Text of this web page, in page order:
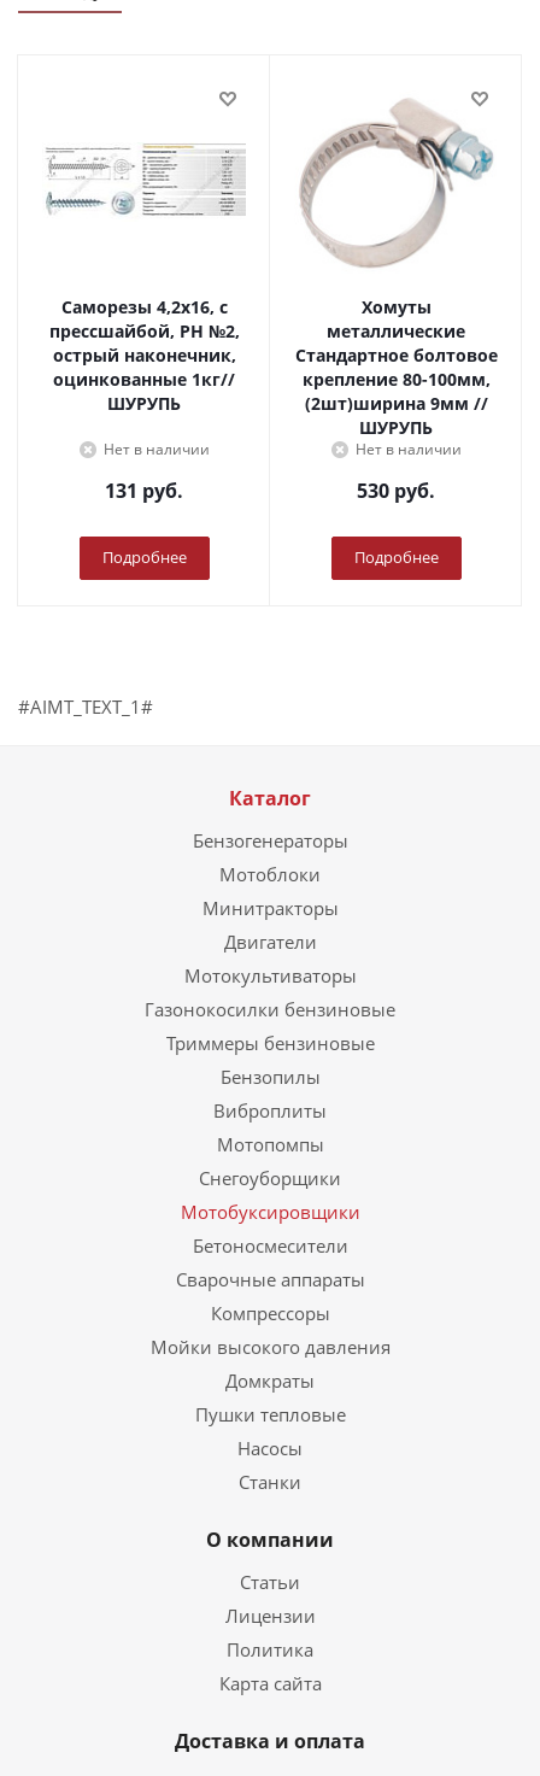
Саморезы 4,2х16, с
прессшайбой, PH №2,
острый наконечник,
оцинкованные 1кг//
ШУРУПЬ
Нет в наличии
131 руб.
Подробнее
Хомуты
металлические
Стандартное болтовое
крепление 80-100мм,
(2шт)ширина 9мм //
ШУРУПЬ
Нет в наличии
530 руб.
Подробнее
#AIMT_TEXT_1#
Каталог
Бензогенераторы
Мотоблоки
Минитракторы
Двигатели
Мотокультиваторы
Газонокосилки бензиновые
Триммеры бензиновые
Бензопилы
Виброплиты
Мотопомпы
Снегоуборщики
Мотобуксировщики
Бетоносмесители
Сварочные аппараты
Компрессоры
Мойки высокого давления
Домкраты
Пушки тепловые
Насосы
Станки
О компании
Статьи
Лицензии
Политика
Карта сайта
Доставка и оплата